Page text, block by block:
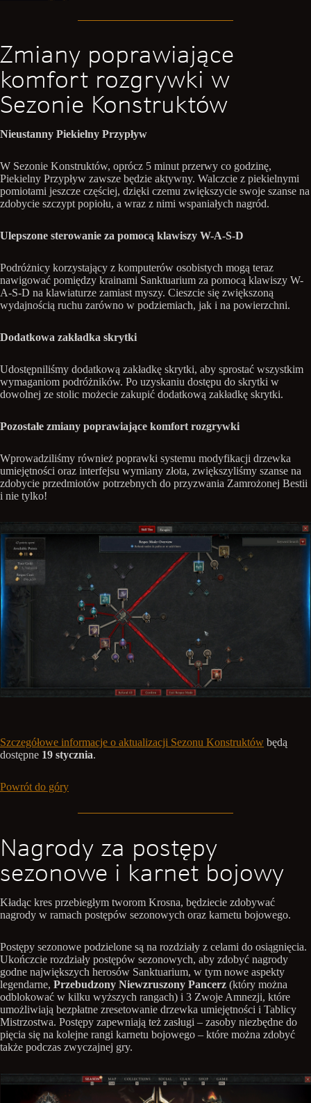
Zmiany poprawiające
komfort rozgrywki w
Sezonie Konstruktów
Nieustanny Piekielny Przypływ
W Sezonie Konstruktów, oprócz 5 minut przerwy co godzinę,
Piekielny Przypływ zawsze będzie aktywny. Walczcie z piekielnymi
pomiotami jeszcze częściej, dzięki czemu zwiększycie swoje szanse na
zdobycie szczypt popiołu, a wraz z nimi wspaniałych nagród.
Ulepszone sterowanie za pomocą klawiszy W-A-S-D
Podróżnicy korzystający z komputerów osobistych mogą teraz
nawigować pomiędzy krainami Sanktuarium za pomocą klawiszy W-
A-S-D na klawiaturze zamiast myszy. Cieszcie się zwiększoną
wydajnością ruchu zarówno w podziemiach, jak i na powierzchni.
Dodatkowa zakładka skrytki
Udostępniliśmy dodatkową zakładkę skrytki, aby sprostać wszystkim
wymaganiom podróżników. Po uzyskaniu dostępu do skrytki w
dowolnej ze stolic możecie zakupić dodatkową zakładkę skrytki.
Pozostałe zmiany poprawiające komfort rozgrywki
Wprowadziliśmy również poprawki systemu modyfikacji drzewka
umiejętności oraz interfejsu wymiany złota, zwiększyliśmy szanse na
zdobycie przedmiotów potrzebnych do przyzwania Zamrożonej Bestii
i nie tylko!
Szczegółowe informacje o aktualizacji Sezonu Konstruktów będą
dostępne 19 stycznia.
Powrót do góry
Nagrody za postępy
sezonowe i karnet bojowy
Kładąc kres przebiegłym tworom Krosna, będziecie zdobywać
nagrody w ramach postępów sezonowych oraz karnetu bojowego.
Postępy sezonowe podzielone są na rozdziały z celami do osiągnięcia.
Ukończcie rozdziały postępów sezonowych, aby zdobyć nagrody
godne największych herosów Sanktuarium, w tym nowe aspekty
legendarne, Przebudzony Niewzruszony Pancerz (który można
odblokować w kilku wyższych rangach) i 3 Zwoje Amnezji, które
umożliwiają bezpłatne zresetowanie drzewka umiejętności i Tablicy
Mistrzostwa. Postępy zapewniają też zasługi – zasoby niezbędne do
pięcia się na kolejne rangi karnetu bojowego – które można zdobyć
także podczas zwyczajnej gry.